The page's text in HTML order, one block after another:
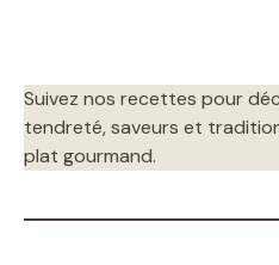
Suivez nos recettes pour
tendreté, saveurs et
plat gourmand.